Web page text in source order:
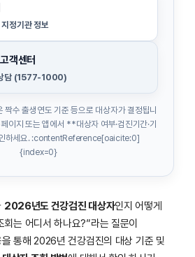
정기관 정보
객센터
상담 (1577-1000)
수 출생연도 기준 등으로 대상자가 결정됩니
이지 또는 앱에서 **대상자 여부·검진기간·기
하세요. :contentReference[oaicite:0]
{index=0}
2026년도 건강검진 대상자인지 어떻게
는 어디서 하나요?”라는 질문이
통해 2026년 건강검진의 대상 기준 및